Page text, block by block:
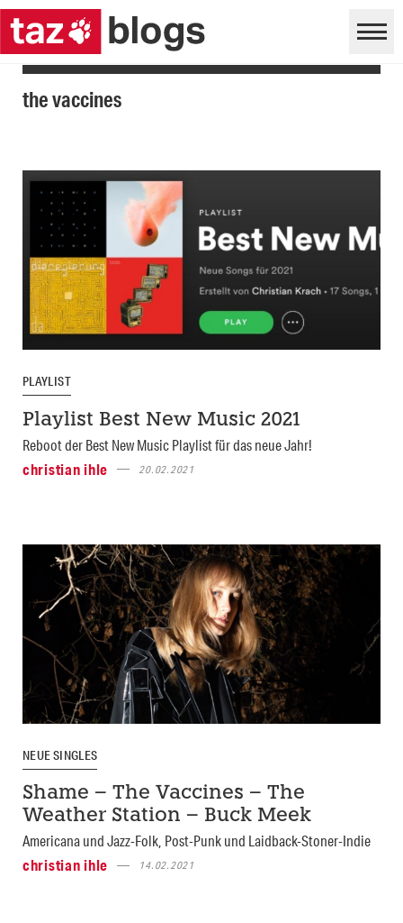
the vaccines
PLAYLIST
Playlist Best New Music 2021
Reboot der Best New Music Playlist für das neue Jahr!
christian ihle
20.02.2021
NEUE SINGLES
Shame – The Vaccines – The
Weather Station – Buck Meek
Americana und Jazz-Folk, Post-Punk und Laidback-Stoner-Indie
christian ihle
14.02.2021